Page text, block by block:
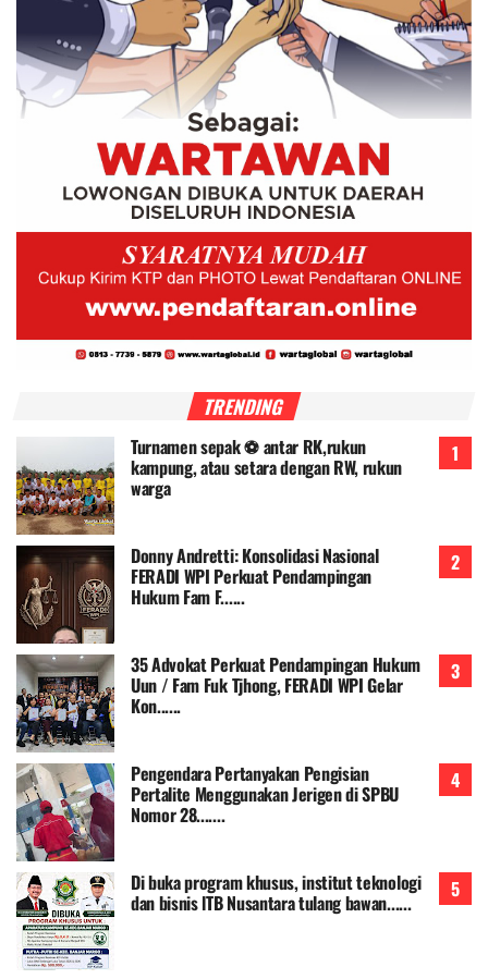
TRENDING
Turnamen sepak ⚽ antar RK,rukun
kampung, atau setara dengan RW, rukun
warga
Donny Andretti: Konsolidasi Nasional
FERADI WPI Perkuat Pendampingan
Hukum Fam F......
35 Advokat Perkuat Pendampingan Hukum
Uun / Fam Fuk Tjhong, FERADI WPI Gelar
Kon......
Pengendara Pertanyakan Pengisian
Pertalite Menggunakan Jerigen di SPBU
Nomor 28.......
Di buka program khusus, institut teknologi
dan bisnis lTB Nusantara tulang bawan......